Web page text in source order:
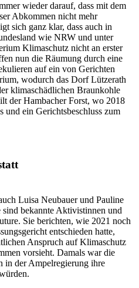
wieder darauf, dass mit dem
Abkommen nicht mehr
sich ganz klar, dass auch in
wie NRW und unter
Klimaschutz nicht an erster
nun die Räumung durch eine
auf ein von Gerichten
wodurch das Dorf Lützerath
klimaschädlichen Braunkohle
der Hambacher Forst, wo 2018
und ein Gerichtsbeschluss zum
Luisa Neubauer und Pauline
sind bekannte Aktivistinnen und
Sie berichten, wie 2021 noch
entschieden hatte,
Anspruch auf Klimaschutz
vorsieht. Damals war die
in der Ampelregierung ihre